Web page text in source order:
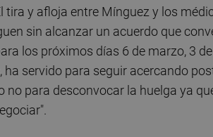
tira y afloja entre Mínguez y los
sin alcanzar un acuerdo que
los próximos días 6 de marzo, 3
ha servido para seguir acercando
no para desconvocar la huelga ya